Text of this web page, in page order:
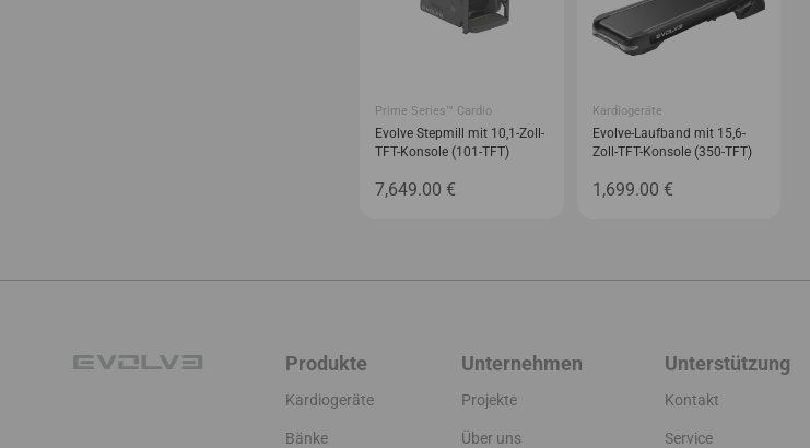
Prime Series™ Cardio
Evolve Stepmill mit 10,1-Zoll-
TFT-Konsole (101-TFT)
7,649.00 €
Kardiogeräte
Evolve-Laufband mit 15,6-
Zoll-TFT-Konsole (350-TFT)
1,699.00 €
Produkte
Kardiogeräte
Bänke
Unternehmen
Projekte
Über uns
Unterstützung
Kontakt
Service